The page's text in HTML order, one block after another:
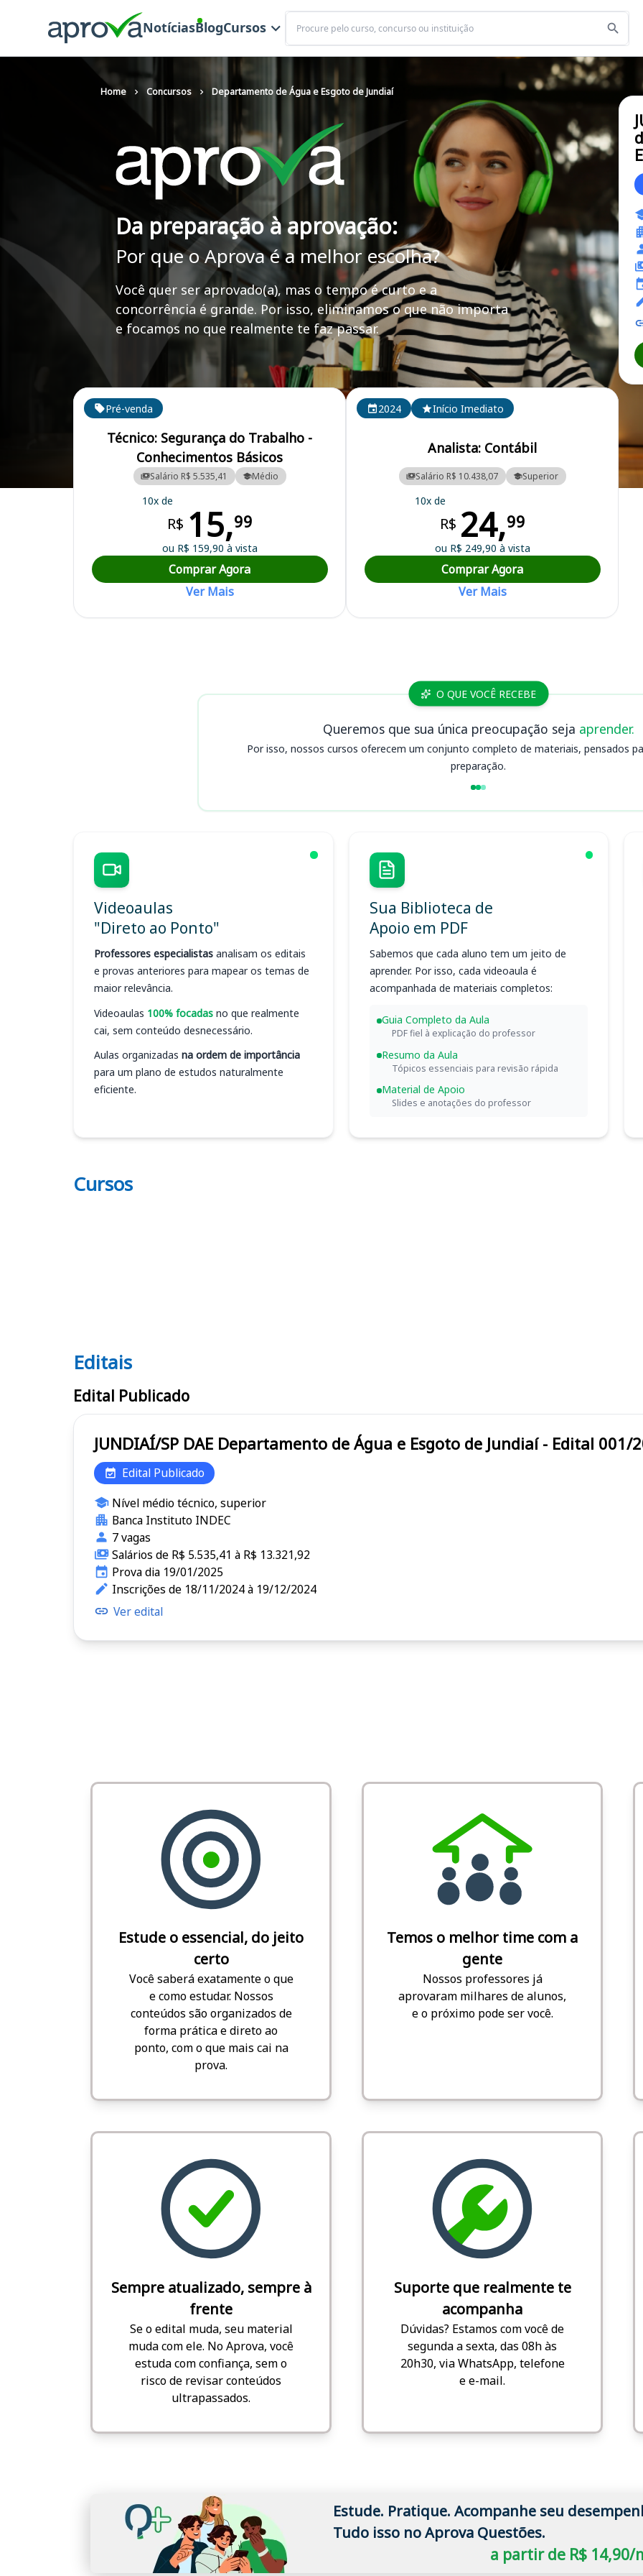
NotíciasBlogCursos
Buscar
Home Concursos Departamento de Água e Esgoto de Jundiaí
Da preparação à aprovação:
Por que o Aprova é a melhor escolha?
Você quer ser aprovado(a), mas o tempo é curto e a
concorrência é grande. Por isso, eliminamos o que não importa
e focamos no que realmente te faz passar.
Curso Preparatório para o Concurso DAE - Departamento de Água e Esgoto de Jundiaí
Cursos em destaque para passar no concurso DAE
Pré-venda
Técnico: Segurança do Trabalho -
Conhecimentos Básicos
Salário R$ 5.535,41 Médio
10x de
R$ 15,99
ou R$ 159,90 à vista
Comprar Agora
Ver Mais
2024 Início Imediato
Analista: Contábil
Salário R$ 10.438,07 Superior
10x de
R$ 24,99
ou R$ 249,90 à vista
Comprar Agora
Ver Mais
O QUE VOCÊ RECEBE
Queremos que sua única preocupação seja aprender.
Por isso, nossos cursos oferecem um conjunto completo de materiais, pensados
preparação.
Videoaulas
"Direto ao Ponto"
Professores especialistas analisam os editais
e provas anteriores para mapear os temas de
maior relevância.
Videoaulas 100% focadas no que realmente
cai, sem conteúdo desnecessário.
Aulas organizadas na ordem de importância
para um plano de estudos naturalmente
eficiente.
Sua Biblioteca de
Apoio em PDF
Sabemos que cada aluno tem um jeito de
aprender. Por isso, cada videoaula é
acompanhada de materiais completos:
Guia Completo da Aula
PDF fiel à explicação do professor
Resumo da Aula
Tópicos essenciais para revisão rápida
Material de Apoio
Slides e anotações do professor
Cursos
Editais DAE
Editais
Edital Publicado
JUNDIAÍ/SP DAE Departamento de Água e Esgoto de Jundiaí - Edital
Edital Publicado
Nível médio técnico, superior
Banca Instituto INDEC
7 vagas
Salários de R$ 5.535,41 à R$ 13.321,92
Prova dia 19/01/2025
Inscrições de 18/11/2024 à 19/12/2024
Ver edital
Estude o essencial, do jeito
certo
Você saberá exatamente o que
e como estudar. Nossos
conteúdos são organizados de
forma prática e direto ao
ponto, com o que mais cai na
prova.
Temos o melhor time com a
gente
Nossos professores já
aprovaram milhares de alunos,
e o próximo pode ser você.
Sempre atualizado, sempre à
frente
Se o edital muda, seu material
muda com ele. No Aprova, você
estuda com confiança, sem o
risco de revisar conteúdos
ultrapassados.
Suporte que realmente te
acompanha
Dúvidas? Estamos com você de
segunda a sexta, das 08h às
20h30, via WhatsApp, telefone
e e-mail.
Estude. Pratique. Acompanhe seu
Tudo isso no Aprova Questões.
a partir de R$ 14,90/